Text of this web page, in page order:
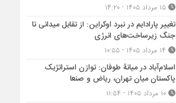
۱۵ مرداد ۱۴۰۵ - ۱۴:۲۰
تغییر پارادایم در نبرد اوکراین: از تقابل میدانی تا
جنگ زیرساخت‌های انرژی
اسلام‌آباد در میانۀ طوفان: توازن استراتژیک
پاکستان میان تهران، ریاض و صنعا
۱۰ مرداد ۱۴۰۵ - ۱۱:۵۴